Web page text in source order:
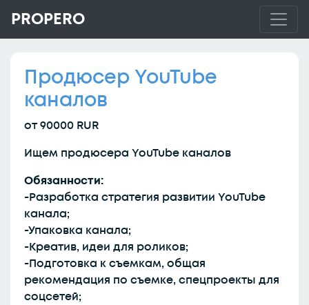
PROPERO
Продюсер YouTube
каналов
от 90000 RUR
Ищем продюсера YouTube каналов
Обязанности:
-Разработка стратегия развитии YouTube
канала;
-Упаковка канала;
-Креатив, идеи для роликов;
-Подготовка к съемкам, общая
рекомендация по съемке, спецпроекты для
соцсетей;